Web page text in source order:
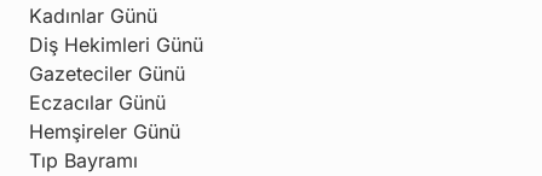
Kadınlar Günü
Diş Hekimleri Günü
Gazeteciler Günü
Eczacılar Günü
Hemşireler Günü
Tıp Bayramı